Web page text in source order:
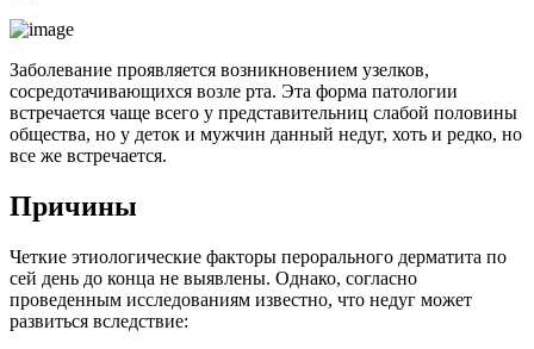
Заболевание проявляется возникновением узелков,
сосредотачивающихся возле рта. Эта форма патологии
встречается чаще всего у представительниц слабой половины
общества, но у деток и мужчин данный недуг, хоть и редко, но
все же встречается.
Причины
Четкие этиологические факторы перорального дерматита по
сей день до конца не выявлены. Однако, согласно
проведенным исследованиям известно, что недуг может
развиться вследствие: